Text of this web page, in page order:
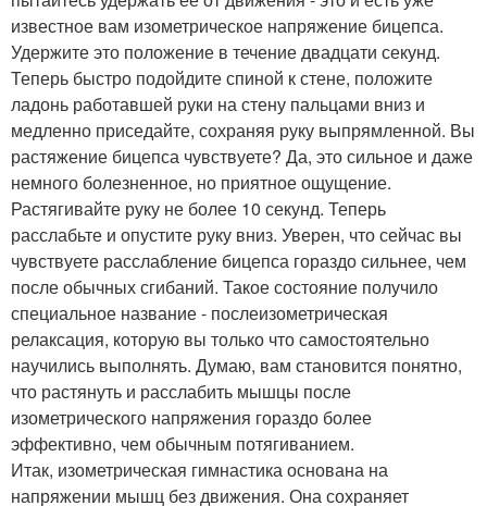
известное вам изометрическое напряжение бицепса.
Удержите это положение в течение двадцати секунд.
Теперь быстро подойдите спиной к стене, положите
ладонь работавшей руки на стену пальцами вниз и
медленно приседайте, сохраняя руку выпрямленной. Вы
растяжение бицепса чувствуете? Да, это сильное и даже
немного болезненное, но приятное ощущение.
Растягивайте руку не более 10 секунд. Теперь
расслабьте и опустите руку вниз. Уверен, что сейчас вы
чувствуете расслабление бицепса гораздо сильнее, чем
после обычных сгибаний. Такое состояние получило
специальное название - послеизометрическая
релаксация, которую вы только что самостоятельно
научились выполнять. Думаю, вам становится понятно,
что растянуть и расслабить мышцы после
изометрического напряжения гораздо более
эффективно, чем обычным потягиванием.
Итак, изометрическая гимнастика основана на
напряжении мышц без движения. Она сохраняет